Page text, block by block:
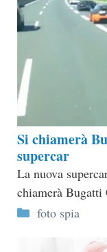
Si chiamerà
supercar
La nuova
chiamerà Bugatti
Categorie
foto spia